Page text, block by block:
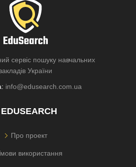
сервіс пошуку навчальних
України
info@edusearch.com.ua
EDUSEARCH
Про проект
використання